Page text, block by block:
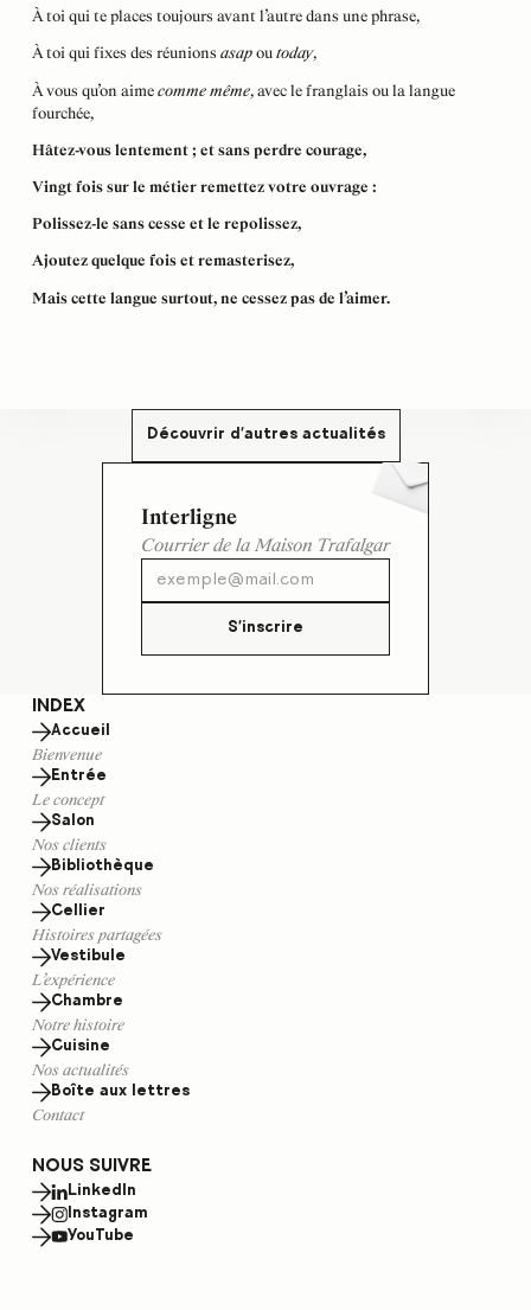
À toi qui te places toujours avant l’autre dans une phrase,
À toi qui fixes des réunionsasapoutoday,
À vous qu’on aimecomme même, avec le franglais ou la langue
fourchée,
Hâtez-vous lentement ; et sans perdre courage,
Vingt fois sur le métier remettez votre ouvrage :
Polissez-le sans cesse et le repolissez,
Ajoutez quelque fois et remasterisez,
Mais cette langue surtout, ne cessez pas de l’aimer.
Découvrir d'autres actualités
Interligne
Courrier de la Maison Trafalgar
S'inscrire
INDEX
Accueil
Bienvenue
Entrée
Le concept
Salon
Nos clients
Bibliothèque
Nos réalisations
Cellier
Histoires partagées
Vestibule
L’expérience
Chambre
Notre histoire
Cuisine
Nos actualités
Boîte aux lettres
Contact
NOUS SUIVRE
LinkedIn
Instagram
YouTube